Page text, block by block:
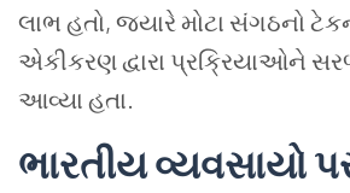
લાભ હતો, જ્યારે મોટા સંગઠનો
એકીકરણ દ્વારા પ્રક્રિયાઓને
આવ્યા હતા.
ભારતીય વ્યવસાયો